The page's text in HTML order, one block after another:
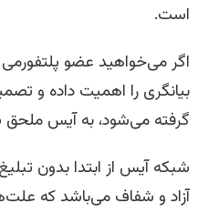
است.
اگر می‌خواهید عضو
بیانگری را اهمیت داده و
گرفته می‌شود، به آیس ملحق
شبکه آیس از ابتدا بدون
آزاد و شفاف می‌باشد که